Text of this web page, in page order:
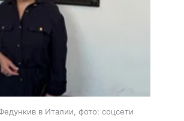
в Италии, фото: соцсети